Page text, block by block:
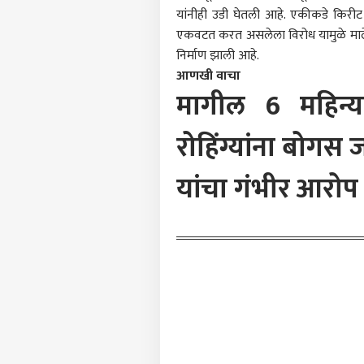
यांनीही उडी घेतली आहे. एकीकडे
एकवटत करत असलेला विरोध यामुळे
निर्माण झाली आहे.
आणखी वाचा
मागील 6
रोहिंग्यांना बोगस
यांचा गंभीर आरोप
LOGIN